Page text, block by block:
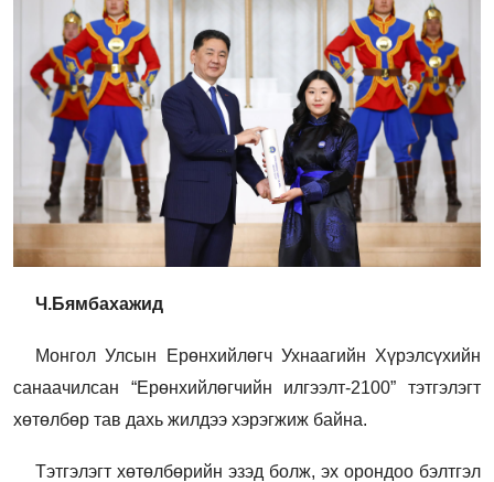
Ч.Бямбахажид
Монгол Улсын Ерөнхийлөгч Ухнаагийн Хүрэлсүхийн
санаачилсан “Ерөнхийлөгчийн илгээлт-2100” тэтгэлэгт
хөтөлбөр тав дахь жилдээ хэрэгжиж байна.
Тэтгэлэгт хөтөлбөрийн эзэд болж, эх орондоо бэлтгэл